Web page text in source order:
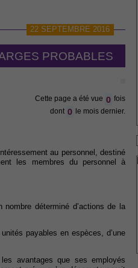
22 SEPTEMBRE 2016
PROBABLES
Cette page a été vue 0 fois
dont 0 le mois dernier.
au personnel, destiné
les membres du personnel à
déterminé d’actions de la
payables en espèces, d’une
avantages que ses employés